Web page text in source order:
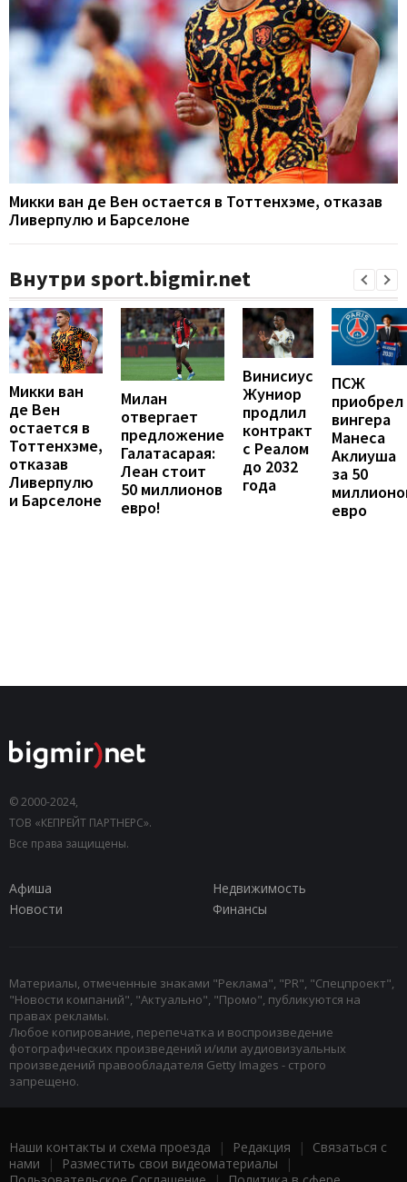
Микки ван де Вен остается в Тоттенхэме, отказав
Ливерпулю и Барселоне
Внутри sport.bigmir.net
Микки ван
де Вен
остается в
Тоттенхэме,
отказав
Ливерпулю
и Барселоне
Милан
отвергает
предложение
Галатасарая:
Леан стоит
50 миллионов
евро!
Винисиус
Жуниор
продлил
контракт
с Реалом
до 2032
года
ПСЖ
приобрел
вингера
Манеса
Аклиуша
за 50
евро
© 2000-2024,
ТОВ «КЕПРЕЙТ ПАРТНЕРС».
Все права защищены.
Афиша
Недвижимость
Новости
Финансы
Материалы, отмеченные знаками "Реклама", "PR", "Спецпроект",
"Новости компаний", "Актуально", "Промо", публикуются на
правах рекламы.
Любое копирование, перепечатка и воспроизведение
фотографических произведений и/или аудиовизуальных
произведений правообладателя Getty Images - строго
запрещено.
Наши контакты и схема проезда | Редакция | Связаться с
нами | Разместить свои видеоматериалы |